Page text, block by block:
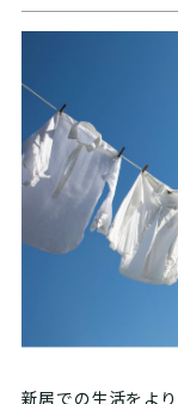
新居での生活をよ